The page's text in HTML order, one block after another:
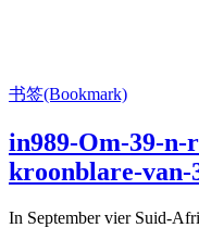
书签(Bookmark)
in989-Om-39-n-
kroonblare-van-
In September vier Suid-